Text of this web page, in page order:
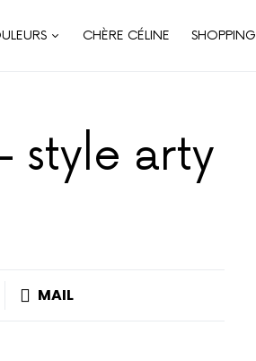
CHÈRE CÉLINE SHOPPING
style arty
MAIL